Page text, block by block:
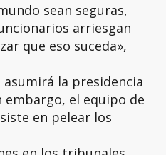
sean seguras,
arriesgan
que eso suceda»,
la presidencia
embargo, el equipo de
en pelear los